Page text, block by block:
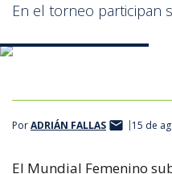
En el torneo participan
PorADRIÁN FALLAS 15 de
El Mundial Femenino